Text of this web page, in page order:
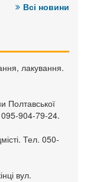
Всі новини
лакування.
Полтавської
095-904-79-24.
Тел. 050-
вул.